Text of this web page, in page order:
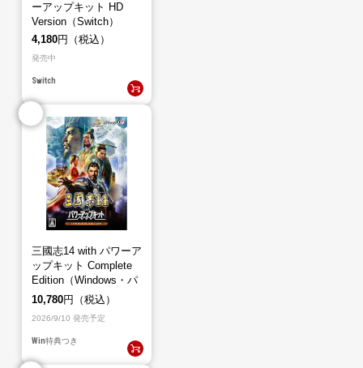
ーアップキット HD
Version（Switch）
4,180円（税込）
発売中
Switch
三國志14 with パワーア
ップキット Complete
Edition（Windows・パ
ッケージ版）
10,780円（税込）
2026/9/10 発売予定
Win特典つき